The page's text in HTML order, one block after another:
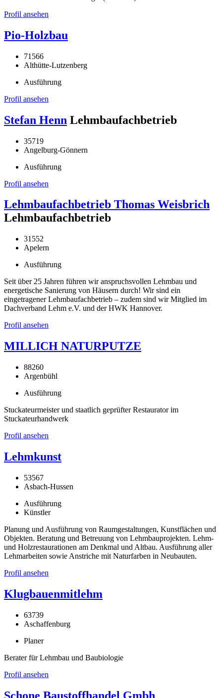
Profil ansehen
Pio-Holzbau
71566
Althütte-Lutzenberg
Ausführung
Profil ansehen
Stefan Henn Lehmbaufachbetrieb
35719
Angelburg-Gönnern
Ausführung
Profil ansehen
Lehmbaufachbetrieb Thomas Weisbrich
Lehmbaufachbetrieb
31552
Apelern
Ausführung
Seit über 25 Jahren führen wir anspruchsvollen Lehmbau und
energetische Sanierung von Häusern durch! Wir sind ein
eingetragener Lehmbaufachbetrieb – zudem sind wir Mitglied im
Dachverband Lehm e.V. und der HWK Hannover.
Profil ansehen
MILLICH NATURPUTZE
88260
Argenbühl
Ausführung
Stuckateurmeister und staatlich geprüfter Restaurator im
Stuckateurhandwerk
Profil ansehen
Lehmkunst
53567
Asbach-Hussen
Ausführung
Künstler
Planung und Ausführung von Raumgestaltungen, Kunstflächen und
Objekten. Beratung und Betreuung von Lehmbauprojekten. Lehm-
und Holzrestaurationen am Denkmal und Altbau. Ausführung aller
Lehmarbeiten sowie Anstriche mit Naturfarben in Neubauten.
Profil ansehen
Klugbauenmitlehm
63739
Aschaffenburg
Planer
Berater für Lehmbau und Baubiologie
Profil ansehen
Schone Baustoffhandel Gmbh